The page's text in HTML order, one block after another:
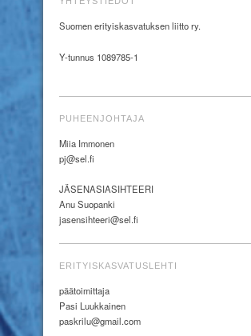
Suomen erityiskasvatuksen liitto ry.
Y-tunnus 1089785-1
PUHEENJOHTAJA
Miia Immonen
pj@sel.fi
JÄSENASIASIHTEERI
Anu Suopanki
jasensihteeri@sel.fi
ERITYISKASVATUSLEHTI
päätoimittaja
Pasi Luukkainen
paskrilu@gmail.com